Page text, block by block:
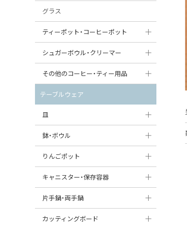
グラス
ティーポット・コーヒーポット
ティーポット
コーヒーポット
シュガーボウル・クリーマー
シュガーボウル
クリーマー
その他のコーヒー・ティー用品
ポットウォーマー
ピッチャー
コーヒードリッパー
すべて見る
テーブルウェア
皿
大皿（24cm〜）
中皿（18〜24cm）
丸皿
鉢・ボウル
大鉢（21cm〜）
中鉢（16〜21cm）
りんごポット
りんごポット
りんごポット小
キャニスター・保存容器
キャニスター
つぼ
片手鍋・両手鍋
ソースパン（片手鍋）
カッティングボード